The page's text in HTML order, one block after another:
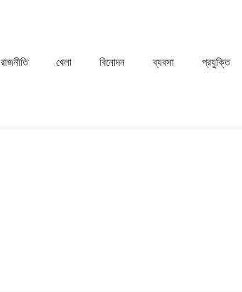
রাজনীতি খেলা ⁠বিনোদন ব্যবসা প্রযুক্তি